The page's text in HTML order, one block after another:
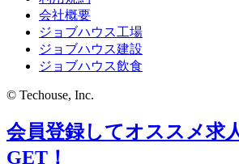
会社概要
ジョブハウス工場
ジョブハウス建設
ジョブハウス飲食
© Techouse, Inc.
会員登録してオススメ求
GET！